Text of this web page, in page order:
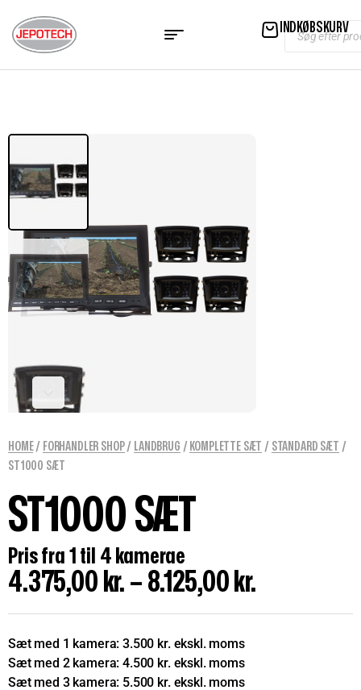
INDKØBSKURV
HOME/ FORHANDLER SHOP/ LANDBRUG / KOMPLETTE SÆT / STANDARD SÆT /
ST1000 SÆT
ST1000 SÆT
Pris fra 1 til 4 kamerae
4.375,00 kr. – 8.125,00 kr.
Sæt med 1 kamera: 3.500 kr. ekskl. moms
Sæt med 2 kamera: 4.500 kr. ekskl. moms
Sæt med 3 kamera: 5.500 kr. ekskl. moms